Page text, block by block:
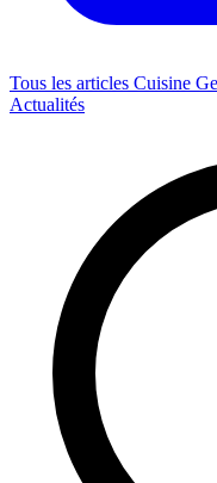
Tous les articles Cuisine
Actualités